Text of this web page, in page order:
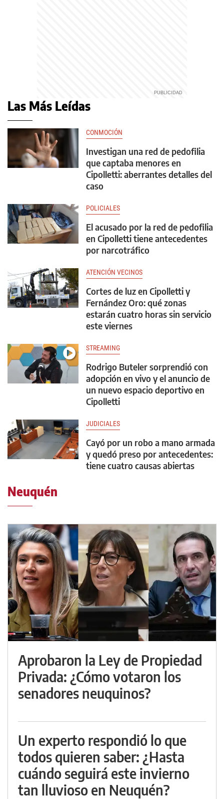
Las Más Leídas
CONMOCIÓN
Investigan una red de pedofilia
que captaba menores en
Cipolletti: aberrantes detalles del
caso
POLICIALES
El acusado por la red de pedofilia
en Cipolletti tiene antecedentes
por narcotráfico
ATENCIÓN VECINOS
Cortes de luz en Cipolletti y
Fernández Oro: qué zonas
estarán cuatro horas sin servicio
este viernes
STREAMING
Rodrigo Buteler sorprendió con
adopción en vivo y el anuncio de
un nuevo espacio deportivo en
Cipolletti
JUDICIALES
Cayó por un robo a mano armada
y quedó preso por antecedentes:
tiene cuatro causas abiertas
Neuquén
Aprobaron la Ley de Propiedad
Privada: ¿Cómo votaron los
senadores neuquinos?
Un experto respondió lo que
todos quieren saber: ¿Hasta
cuándo seguirá este invierno
tan lluvioso en Neuquén?